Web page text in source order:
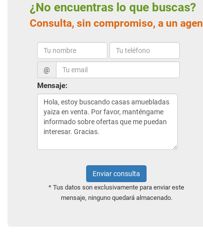
¿No encuentras lo que buscas?
Consulta, sin compromiso, a un
@
Mensaje:
Enviar consulta
* Tus datos son exclusivamente para enviar este
mensaje, ninguno quedará almacenado.